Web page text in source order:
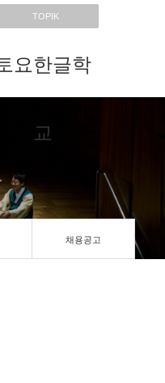
TOPIK
요한글학
교
채용공고